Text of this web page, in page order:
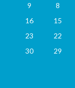
8
9
15
16
22
23
29
30